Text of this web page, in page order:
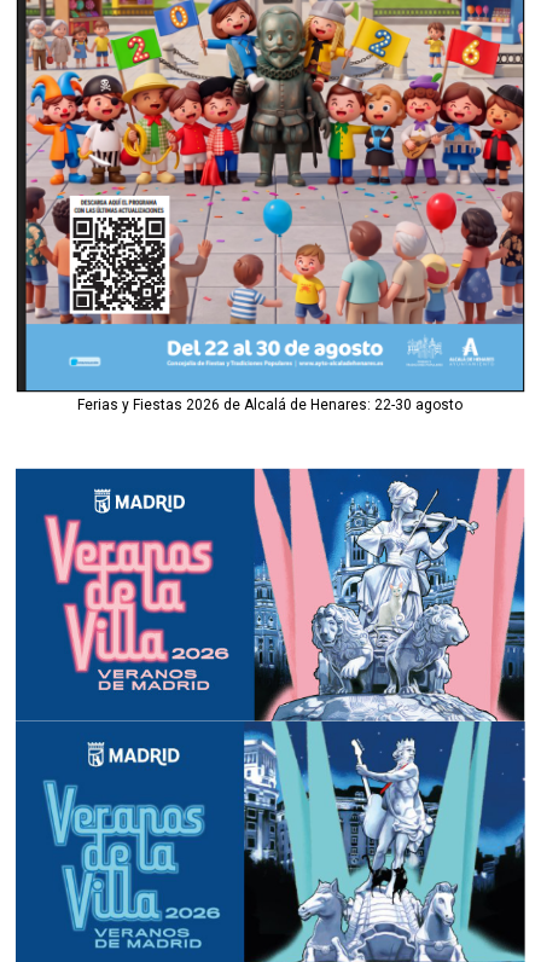
Ferias y Fiestas 2026 de Alcalá de Henares: 22-30 agosto